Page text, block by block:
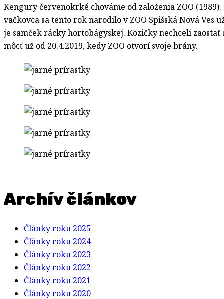
Kengury červenokrké chováme od založenia ZOO
vačkovca sa tento rok narodilo v ZOO Spišská Nová
je samček rácky hortobágyskej. Kozičky nechceli
môcť už od 20.4.2019, kedy ZOO otvorí svoje brány.
Archív článkov
Články roku 2025
Články roku 2024
Články roku 2023
Články roku 2022
Články roku 2021
Články roku 2020